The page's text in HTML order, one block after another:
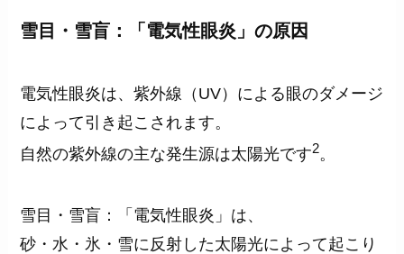
雪目・雪盲：「電気性眼炎」の原因
電気性眼炎は、紫外線（UV）による眼のダメージ
によって引き起こされます。
自然の紫外線の主な発生源は太陽光です2。
雪目・雪盲：「電気性眼炎」は、
砂・水・氷・雪に反射した太陽光によって起こり